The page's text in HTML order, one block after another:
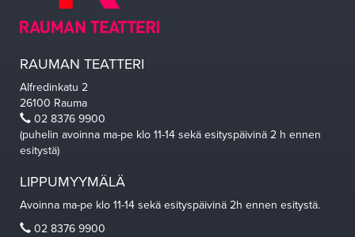
RAUMAN TEATTERI
Alfredinkatu 2
26100 Rauma
02 8376 9900
(puhelin avoinna ma-pe klo 11-14 sekä esityspäivinä 2 h ennen
esitystä)
LIPPUMYYMÄLÄ
Avoinna ma-pe klo 11-14 sekä esityspäivinä 2h ennen esitystä.
02 8376 9900